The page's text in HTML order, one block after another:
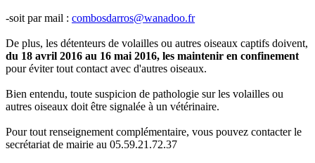
-soit par mail : combosdarros@wanadoo.fr
De plus, les détenteurs de volailles ou autres oiseaux captifs doivent,
du 18 avril 2016 au 16 mai 2016, les maintenir en confinement
pour éviter tout contact avec d'autres oiseaux.
Bien entendu, toute suspicion de pathologie sur les volailles ou
autres oiseaux doit être signalée à un vétérinaire.
Pour tout renseignement complémentaire, vous pouvez contacter le
secrétariat de mairie au 05.59.21.72.37